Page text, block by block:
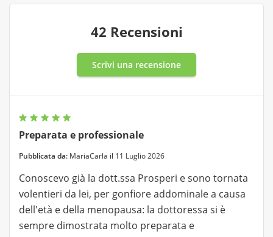
42 Recensioni
Scrivi una recensione
Preparata e professionale
Pubblicata da: MariaCarla il 11 Luglio 2026
Conoscevo già la dott.ssa Prosperi e sono tornata
volentieri da lei, per gonfiore addominale a causa
dell'età e della menopausa: la dottoressa si è
sempre dimostrata molto preparata e